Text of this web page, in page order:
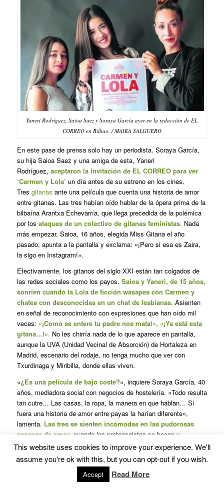
Yaneri Rodríguez, Saioa Saez y Soraya García ayer en la redacción de EL
CORREO en Bilbao. / MAIKA SALGUERO
En este pase de prensa solo hay un periodista. Soraya García,
su hija Saioa Saez y una amiga de esta, Yaneri
Rodríguez, aceptaron la invitación de EL CORREO para ver
‘Carmen y Lola’ un día antes de su estreno en los cines.
Tres gitanas ante una película que cuenta una historia de amor
entre gitanas. Las tres habían oído hablar de la ópera prima de la
bilbaína Arantxa Echevarría, que llega precedida de la polémica
por los ataques de un colectivo de gitanas feministas. Nada
más empezar, Saioa, 16 años, elegida Miss Gitana el año
pasado, apunta a la pantalla y exclama: «¡Pero si esa es Zaira,
la sigo en Instagram!».
Efectivamente, los gitanos del siglo XXI están tan colgados de
las redes sociales como los payos. Saioa y Yaneri, de 15 años,
sonríen cuando la Lola de ficción wasapea con Carmen y
chatea con desconocidas en un chat de lesbianas. Asienten
en señal de reconocimiento con expresiones que han oído mil
veces: «¡Como se entere tu padre nos mata!», «¡Ya está esta
gitana…!». No les chirría nada de lo que aparece en pantalla,
aunque la UVA (Unidad Vecinal de Absorción) de Hortaleza en
Madrid, escenario del rodaje, no tenga mucho que ver con
Txurdinaga y Miribilla, donde ellas viven.
«¿Es una película de bajo coste?», inquiere Soraya García, 40
años, mediadora social con negocios de hostelería. «Todo resulta
tan cutre… Las casas, la ropa, la manera en que hablan… Si
fuera una historia de amor entre payas la harían diferente»,
lamenta. Las tres se sienten incómodas en las pudorosas
escenas de amor, cuando las protagonistas se besan y
acarician. Hasta el punto de apartar la vista de la pantalla.
«No me da asco, pero lo natural es un chico y una chica.
Dios hizo a la mujer para el hombre y así debería ser»
establece Saioa, que augura que la cinta «va a estar muy
This website uses cookies to improve your experience. We'll
assume you're ok with this, but you can opt-out if you wish.
Accept Read More